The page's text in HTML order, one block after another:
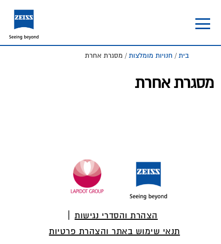
main
footer
בית / חנויות מומלצות / מסגרת אחרת
מסגרת אחרת
Footer
הצהרת והסדרי נגישות
תנאי שימוש באתר והצהרת פרטיות